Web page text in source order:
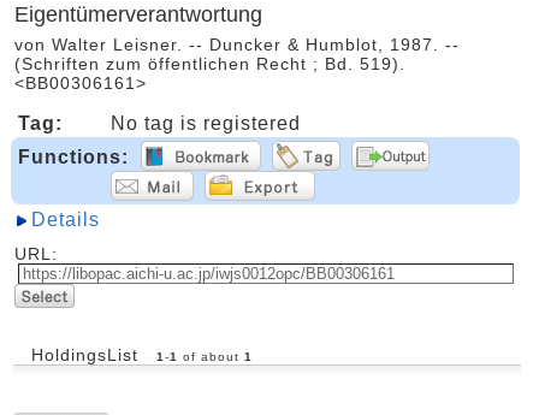
Eigentümerverantwortung
von Walter Leisner. -- Duncker & Humblot, 1987. --
(Schriften zum öffentlichen Recht ; Bd. 519).
<BB00306161>
Tag:
No tag is registered
Functions:
Details
URL:
HoldingsList 1 -1 of about 1